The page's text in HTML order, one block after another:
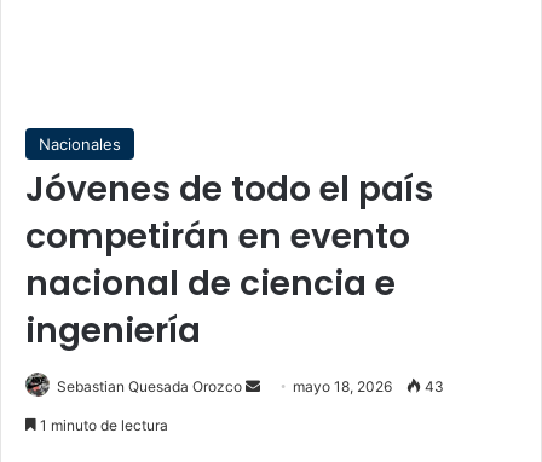
Nacionales
Jóvenes de todo el país
competirán en evento
nacional de ciencia e
ingeniería
Sebastian Quesada Orozco
Send mayo 18, 2026 43
1 minuto de lectura